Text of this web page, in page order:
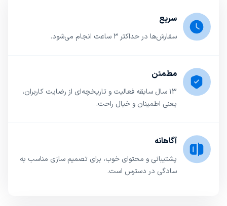
سریع
سفارش‌ها در حداکثر ۳ ساعت انجام می‌شود.
مطمئن
۱3 سال سابقه فعالیت و تاریخچه‌ای از رضایت کاربران،
یعنی اطمینان و خیال راحت.
آگاهانه
پشتیبانی و محتوای خوب، برای تصمیم سازی مناسب به
سادگی در دسترس است.